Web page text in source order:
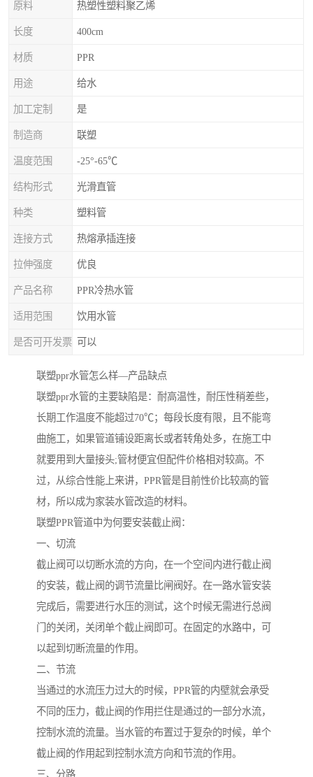
原料 热塑性塑料聚乙烯
长度 400cm
材质 PPR
用途 给水
加工定制 是
制造商 联塑
温度范围 -25°-65℃
结构形式 光滑直管
种类 塑料管
连接方式 热熔承插连接
拉伸强度 优良
产品名称 PPR冷热水管
适用范围 饮用水管
是否可开发票 可以
联塑ppr水管怎么样—产品缺点
联塑ppr水管的主要缺陷是：耐高温性，耐压性稍差些，
长期工作温度不能超过70℃；每段长度有限，且不能弯
曲施工，如果管道铺设距离长或者转角处多，在施工中
就要用到大量接头;管材便宜但配件价格相对较高。不
过，从综合性能上来讲，PPR管是目前性价比较高的管
材，所以成为家装水管改造的材料。
联塑PPR管道中为何要安装截止阀：
一、切流
截止阀可以切断水流的方向，在一个空间内进行截止阀
的安装，截止阀的调节流量比闸阀好。在一路水管安装
完成后，需要进行水压的测试，这个时候无需进行总阀
门的关闭，关闭单个截止阀即可。在固定的水路中，可
以起到切断流量的作用。
二、节流
当通过的水流压力过大的时候，PPR管的内壁就会承受
不同的压力，截止阀的作用拦住是通过的一部分水流，
控制水流的流量。当水管的布置过于复杂的时候，单个
截止阀的作用起到控制水流方向和节流的作用。
三、分路